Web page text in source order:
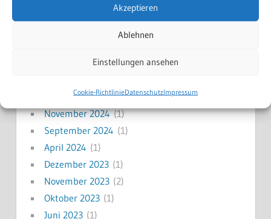
Akzeptieren
Ablehnen
Einstellungen ansehen
Cookie-RichtlinieDatenschutzImpressum
(1)
Dezember 2024(1)
November 2024(1)
September 2024 (1)
April 2024 (1)
Dezember 2023(1)
November 2023(2)
Oktober 2023(1)
Juni 2023(1)